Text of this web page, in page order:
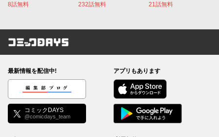
8話無料 232話無料 21話無料
コミックDAYS
最新情報を配信中!
編集部ブログ
コミックDAYS
@comicdays_team
アプリもあります